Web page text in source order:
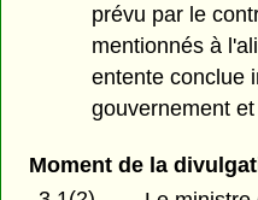
prévu par le
mentionnés à
entente conclue
gouvernement
Moment de la